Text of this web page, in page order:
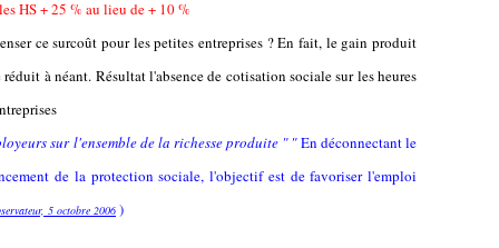
HS + 25 % au lieu de + 10 %
ce surcoût pour les petites entreprises ? En fait, le gain produit
à néant. Résultat l'absence de cotisation sociale sur les heures
sur l'ensemble de la richesse produite " "En déconnectant le
de la protection sociale, l'objectif est de favoriser l'emploi
5 octobre 2006 )